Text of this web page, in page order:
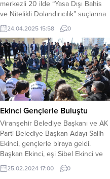
merkezli 20 ilde “Yasa Dışı Bahis
ve Nitelikli Dolandırıcılık” suçlarına
yönelik düzenlenen
operasyonlarda 182 şüpheli
yakalandı. Mersin’de Özel harekat
ve Drone destekli Siber
operasyonunda 128’i tutuklandı. 40
kişi hakkında adli kontrol kararı
verildi. Diğerlerinin işlemleri devam
ediyor. Mersin merkezli Adana,
Ağrı,...
24.04.2025 15:58 0
Ekinci Gençlerle Buluştu
Viranşehir Belediye Başkanı ve AK
Parti Belediye Başkan Adayı Salih
Ekinci, gençlerle biraya geldi.
Başkan Ekinci, eşi Sibel Ekinci ve
AK Parti Viranşehir İlçe Başkanı Ali
Tekin ile birlikte, Belediye
25.02.2024 17:00 0